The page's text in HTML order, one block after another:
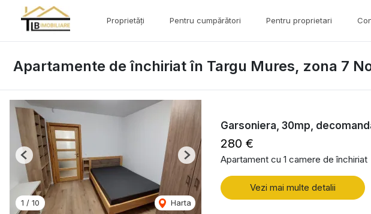
Proprietăți Pentru cumpărători Pentru proprietari
Apartamente de închiriat în Targu Mures, zona 7
1 / 10 Harta
Previous Next
Garsoniera, 30mp,
280 €
Apartament cu 1 camere de închiriat
Vezi mai multe detalii